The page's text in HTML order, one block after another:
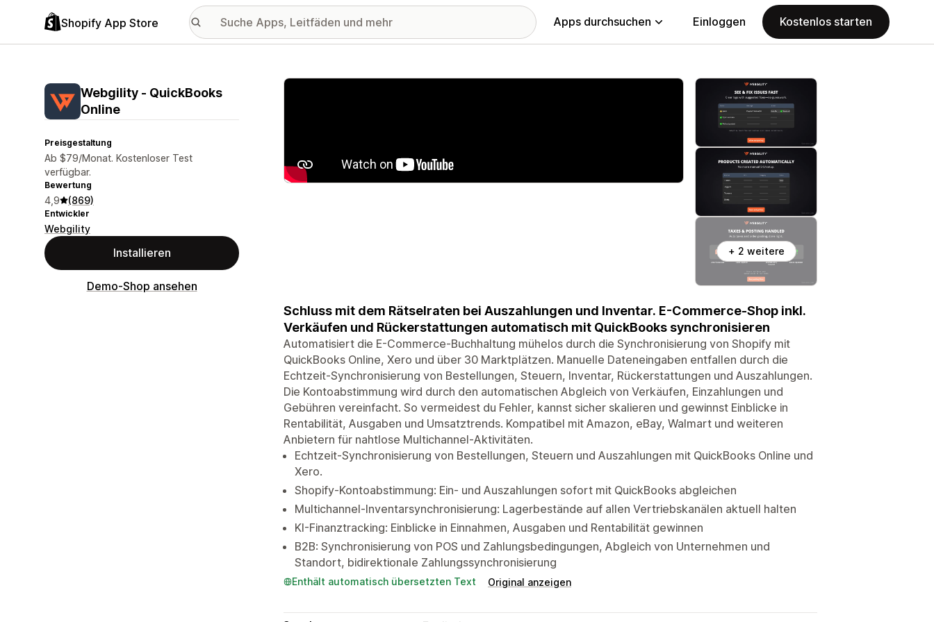
Shopify App Store Apps durchsuchen Einloggen Kostenlos starten
Webgility ‑ QuickBooks
Online
Preisgestaltung
Ab $79/Monat. Kostenloser Test
verfügbar.
Bewertung
4,9 (869)
Entwickler
Webgility
Installieren
Demo-Shop ansehen
Vorgestellte Bildergalerie
+ 2 weitere
Schluss mit dem Rätselraten bei Auszahlungen und Inventar. E-Commerce-Shop inkl.
Verkäufen und Rückerstattungen automatisch mit QuickBooks synchronisieren
Automatisiert die E-Commerce-Buchhaltung mühelos durch die Synchronisierung von Shopify mit
QuickBooks Online, Xero und über 30 Marktplätzen. Manuelle Dateneingaben entfallen durch die
Echtzeit-Synchronisierung von Bestellungen, Steuern, Inventar, Rückerstattungen und Auszahlungen.
Die Kontoabstimmung wird durch den automatischen Abgleich von Verkäufen, Einzahlungen und
Gebühren vereinfacht. So vermeidest du Fehler, kannst sicher skalieren und gewinnst Einblicke in
Rentabilität, Ausgaben und Umsatztrends. Kompatibel mit Amazon, eBay, Walmart und weiteren
Anbietern für nahtlose Multichannel-Aktivitäten.
Echtzeit-Synchronisierung von Bestellungen, Steuern und Auszahlungen mit QuickBooks Online und
Xero.
Shopify-Kontoabstimmung: Ein- und Auszahlungen sofort mit QuickBooks abgleichen
Multichannel-Inventarsynchronisierung: Lagerbestände auf allen Vertriebskanälen aktuell halten
KI-Finanztracking: Einblicke in Einnahmen, Ausgaben und Rentabilität gewinnen
B2B: Synchronisierung von POS und Zahlungsbedingungen, Abgleich von Unternehmen und
Standort, bidirektionale Zahlungssynchronisierung
Enthält automatisch übersetzten Text Original anzeigen